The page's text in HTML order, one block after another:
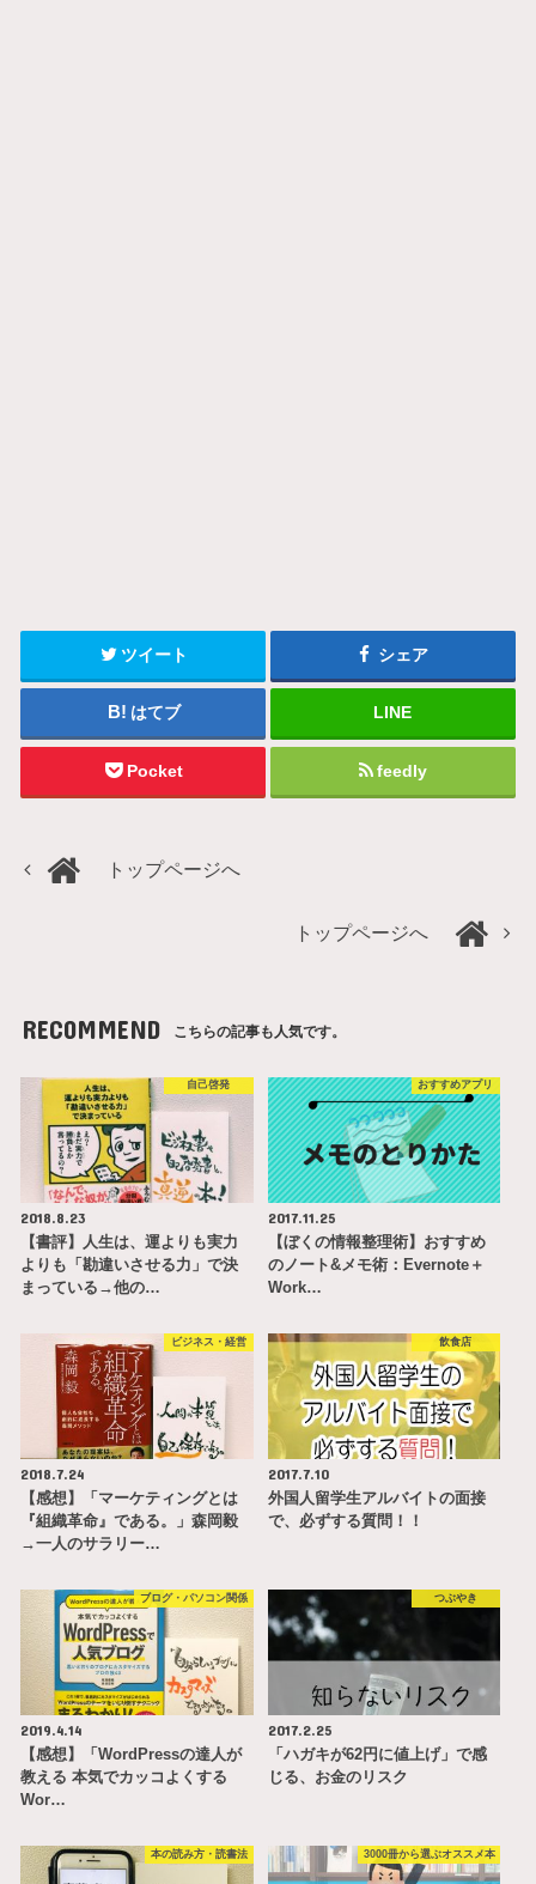
ツイート シェア
はてブ LINE
Pocket feedly
トップページへ
トップページへ
RECOMMEND こちらの記事も人気です。
自己啓発
2018.8.23
【書評】人生は、運よりも実力
よりも「勘違いさせる力」で決
まっている→他の…
おすすめアプリ
2017.11.25
【ぼくの情報整理術】おすすめ
のノート&メモ術：Evernote＋
Work…
ビジネス・経営
2018.7.24
【感想】「マーケティングとは
『組織革命』である。」森岡毅
→一人のサラリー…
飲食店
2017.7.10
外国人留学生アルバイトの面接
で、必ずする質問！！
ブログ・パソコン関係
2019.4.14
【感想】「WordPressの達人が
教える 本気でカッコよくする
Wor…
つぶやき
2017.2.25
「ハガキが62円に値上げ」で感
じる、お金のリスク
本の読み方・読書法 3000冊から選ぶオススメ本